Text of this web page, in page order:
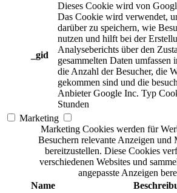
_gid
Dieses Cookie wird von
Das Cookie wird verwendet,
darüber zu speichern, wie
nutzen und hilft bei der
Analyseberichts über den
gesammelten Daten umfassen
die Anzahl der Besucher, die
gekommen sind und die
Anbieter Google Inc. Typ
Stunden
Marketing
Marketing Cookies werden für
Besuchern relevante Anzeigen und
bereitzustellen. Diese Cookies
verschiedenen Websites und
angepasste Anzeigen
Name